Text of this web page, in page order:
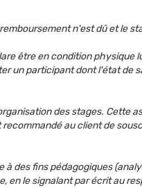
n'est dû et le
être en condition
un participant dont l'état de
des stages. Cette
au client de
des fins pédagogiques
le signalant par écrit au